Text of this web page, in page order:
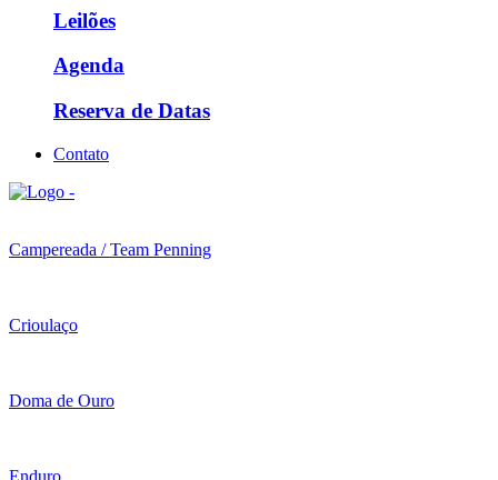
Leilões
Agenda
Reserva de Datas
Contato
Campereada / Team Penning
Crioulaço
Doma de Ouro
Enduro